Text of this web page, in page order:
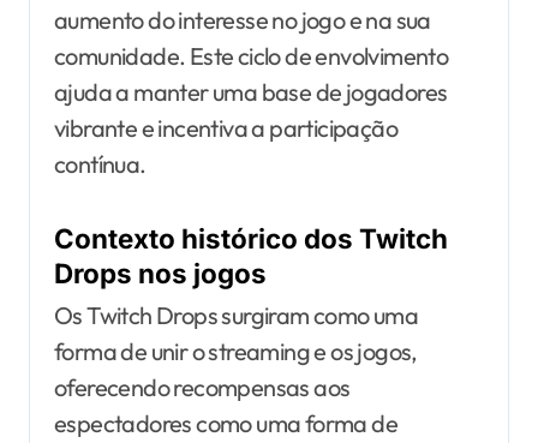
aumento do interesse no jogo e na sua
comunidade. Este ciclo de envolvimento
ajuda a manter uma base de jogadores
vibrante e incentiva a participação
contínua.
Contexto histórico dos Twitch
Drops nos jogos
Os Twitch Drops surgiram como uma
forma de unir o streaming e os jogos,
oferecendo recompensas aos
espectadores como uma forma de